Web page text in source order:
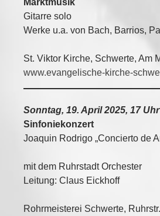
Marktmusik
Gitarre solo
Werke u.a. von Bach, Barrios,
St. Viktor Kirche, Schwerte, Am
www.evangelische-kirche-
Sonntag, 19. April 2025, 17 Uhr
Sinfoniekonzert
Joaquin Rodrigo „Concierto de
mit dem Ruhrstadt Orchester
Leitung: Claus Eickhoff
Rohrmeisterei Schwerte,